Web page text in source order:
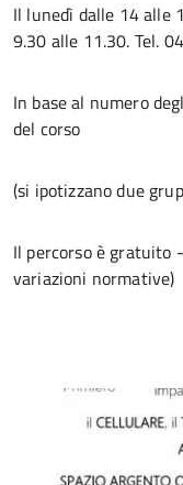
Il lunedì dalle 14 alle
9.30 alle 11.30. Tel.
In base al numero
del corso
(si ipotizzano due
Il percorso è gratuito
variazioni normative)